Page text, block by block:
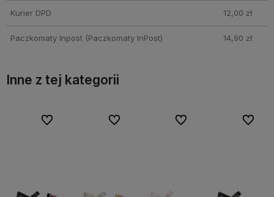
Kurier DPD 12,00 zł
Paczkomaty Inpost(Paczkomaty InPost) 14,90 zł
Inne z tej kategorii
Do ulubionych
Do ulubionych Do ulubionych
Do ulubionych Do ulubionych
Do ulubionych Do
Do